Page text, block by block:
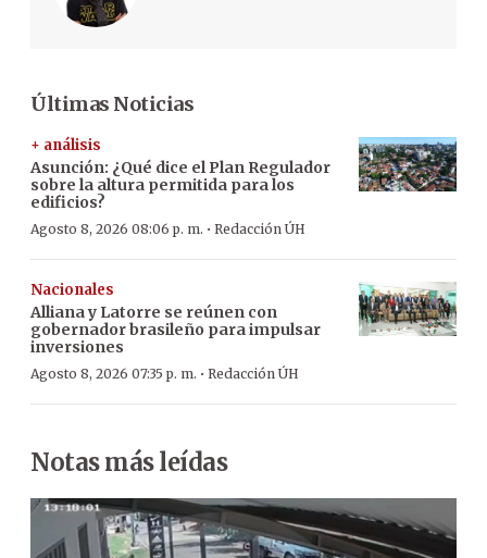
Últimas Noticias
+ análisis
Asunción: ¿Qué dice el Plan Regulador
sobre la altura permitida para los
edificios?
Agosto 8, 2026 08:06 p. m. · Redacción ÚH
Nacionales
Alliana y Latorre se reúnen con
gobernador brasileño para impulsar
inversiones
Agosto 8, 2026 07:35 p. m. · Redacción ÚH
Notas más leídas